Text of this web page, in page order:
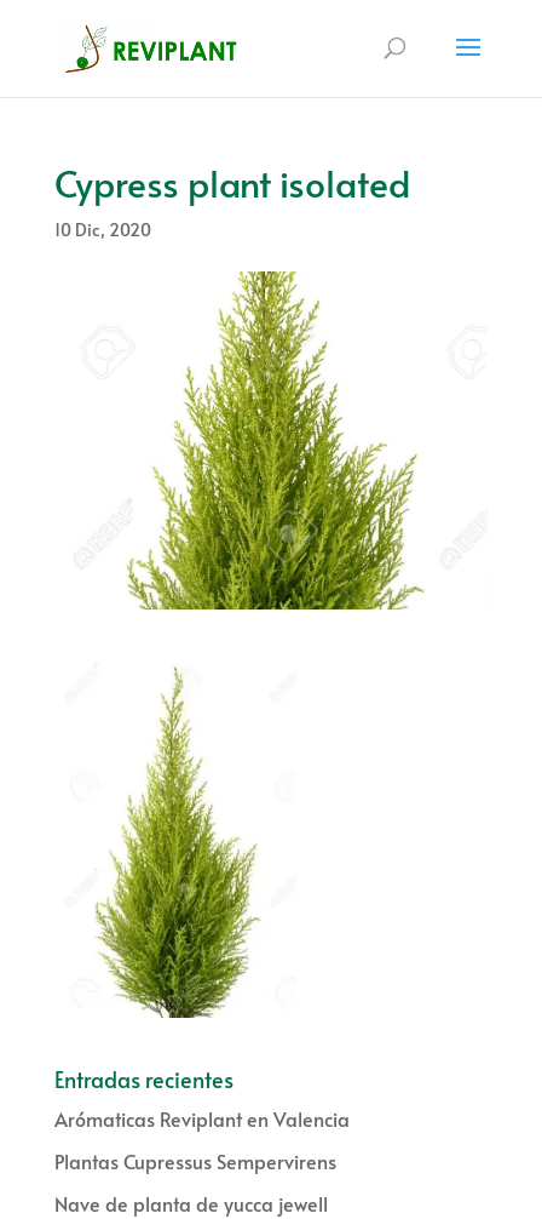
Cypress plant isolated
10 Dic, 2020
Entradas recientes
Arómaticas Reviplant en Valencia
Plantas Cupressus Sempervirens
Nave de planta de yucca jewell